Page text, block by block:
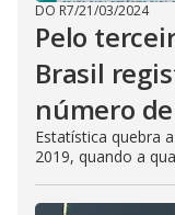
DO R7/21/03/2024
Pelo
Brasil
número
Estatística quebra
2019, quando a